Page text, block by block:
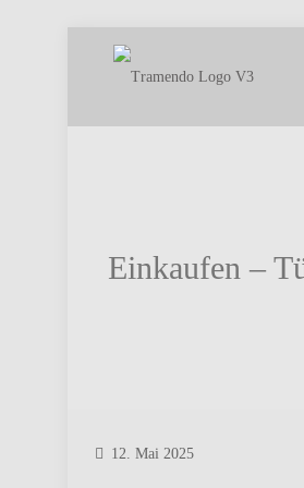
Einkaufen –
12. Mai 2025